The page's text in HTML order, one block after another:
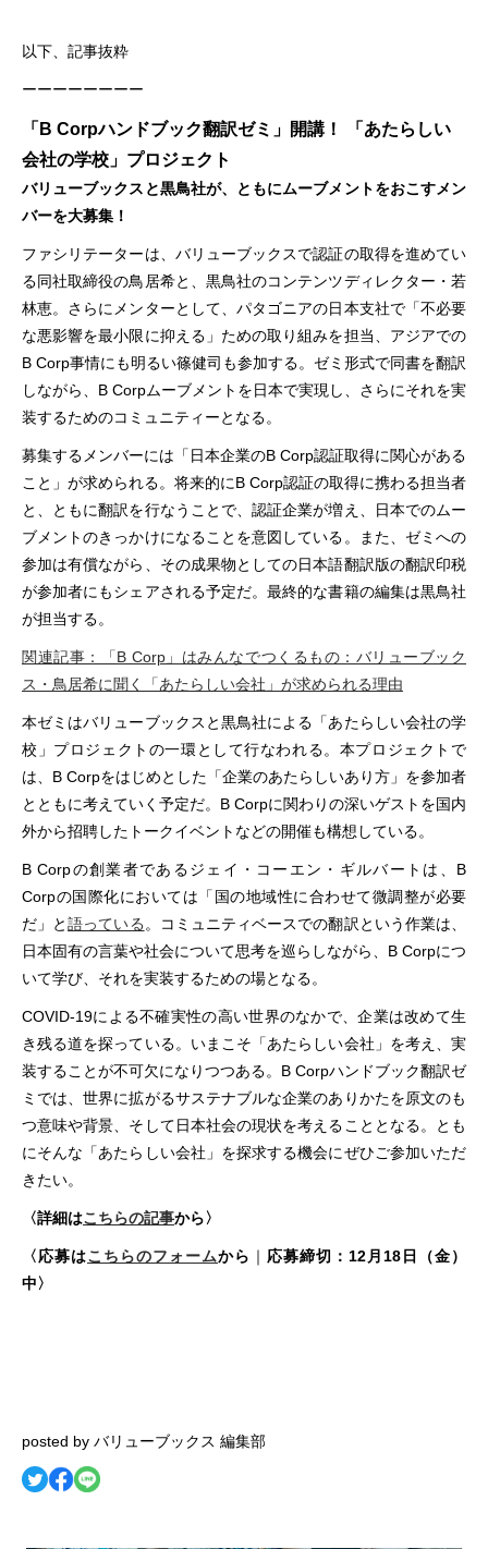
以下、記事抜粋
ーーーーーーーー
「B Corpハンドブック翻訳ゼミ」開講！ 「あたらしい
会社の学校」プロジェクト
バリューブックスと黒鳥社が、ともにムーブメントをおこすメン
バーを大募集！
ファシリテーターは、バリューブックスで認証の取得を進めてい
る同社取締役の鳥居希と、黒鳥社のコンテンツディレクター・若
林恵。さらにメンターとして、パタゴニアの日本支社で「不必要
な悪影響を最小限に抑える」ための取り組みを担当、アジアでの
B Corp事情にも明るい篠健司も参加する。ゼミ形式で同書を翻訳
しながら、B Corpムーブメントを日本で実現し、さらにそれを実
装するためのコミュニティーとなる。
募集するメンバーには「日本企業のB Corp認証取得に関心がある
こと」が求められる。将来的にB Corp認証の取得に携わる担当者
と、ともに翻訳を行なうことで、認証企業が増え、日本でのムー
ブメントのきっかけになることを意図している。また、ゼミへの
参加は有償ながら、その成果物としての日本語翻訳版の翻訳印税
が参加者にもシェアされる予定だ。最終的な書籍の編集は黒鳥社
が担当する。
関連記事：「B Corp」はみんなでつくるもの：バリューブック
ス・鳥居希に聞く「あたらしい会社」が求められる理由
本ゼミはバリューブックスと黒鳥社による「あたらしい会社の学
校」プロジェクトの一環として行なわれる。本プロジェクトで
は、B Corpをはじめとした「企業のあたらしいあり方」を参加者
とともに考えていく予定だ。B Corpに関わりの深いゲストを国内
外から招聘したトークイベントなどの開催も構想している。
B Corpの創業者であるジェイ・コーエン・ギルバートは、B
Corpの国際化においては「国の地域性に合わせて微調整が必要
だ」と語っている 。コミュニティベースでの翻訳という作業は、
日本固有の言葉や社会について思考を巡らしながら、B Corpにつ
いて学び、それを実装するための場となる。
COVID-19による不確実性の高い世界のなかで、企業は改めて生
き残る道を探っている。いまこそ「あたらしい会社」を考え、実
装することが不可欠になりつつある。B Corpハンドブック翻訳ゼ
ミでは、世界に拡がるサステナブルな企業のありかたを原文のも
つ意味や背景、そして日本社会の現状を考えることとなる。とも
にそんな「あたらしい会社」を探求する機会にぜひご参加いただ
きたい。
〈詳細はこちらの記事から〉
〈応募はこちらのフォームから ｜ 応募締切： 12 月 18 日（金）
中〉
posted by バリューブックス 編集部